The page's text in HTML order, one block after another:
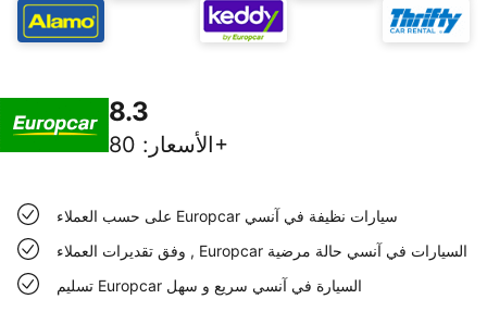
8.3
الأسعار : 80+
على حسب العملاء Europcar سيارات نظيفة في آنسي
وفق تقديرات العملاء , Europcar السيارات في آنسي حالة مرضية
تسليم Europcar السيارة في آنسي سريع و سهل